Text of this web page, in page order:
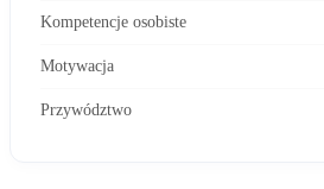
Kompetencje osobiste
Motywacja
Przywództwo